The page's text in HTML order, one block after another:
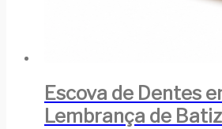
Escova de Dentes
Lembrança de